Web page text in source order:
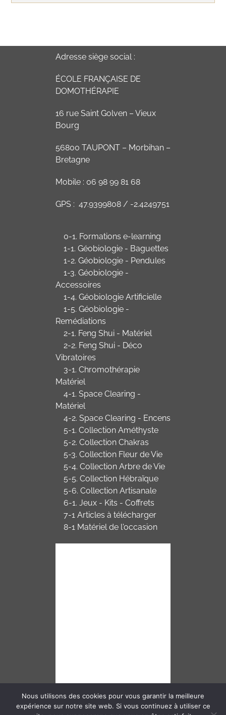
Adresse siège social :
ÉCOLE FRANÇAISE DE
DOMOTHÉRAPIE
16 rue Saint Golven – Vieux
Bourg
56800 TAUPONT – Morbihan –
Bretagne
Mobile : 06 98 99 81 68
GPS : 47.9399808 / -2.4249751
0-1. Formations e-learning
1-1. Géobiologie - Baguettes
1-2. Géobiologie - Pendules
1-3. Géobiologie -
Accessoires
1-4. Géobiologie Artificielle
1-5. Géobiologie -
Remédiations
2-1. Feng Shui - Matériel
2-2. Feng Shui - Déco
Vibratoires
3-1. Chromothérapie
Matériel
4-1. Space Clearing -
Matériel
4-2. Space Clearing - Encens
5-1. Collection Améthyste
5-2. Collection Chakras
5-3. Collection Fleur de Vie
5-4. Collection Arbre de Vie
5-5. Collection Hébraïque
5-6. Collection Artisanale
6-1. Jeux - Kits - Coffrets
7-1 Articles à télécharger
8-1 Matériel de l'occasion
Mentions légales Plan du site – © Copyright 2019 –
Nous utilisons des cookies pour vous garantir la meilleure
expérience sur notre site web. Si vous continuez à utiliser ce